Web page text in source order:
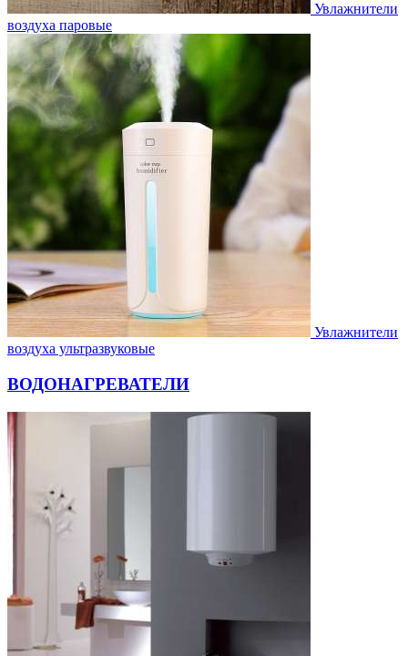
Увлажнители
воздуха паровые
Увлажнители
воздуха ультразвуковые
ВОДОНАГРЕВАТЕЛИ